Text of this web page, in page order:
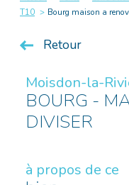
T10
Bourg maison a
Retour
Moisdon-la-
BOURG -
DIVISER
à propos de ce